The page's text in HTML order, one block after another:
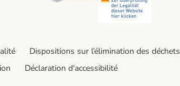
Dispositions sur l’élimination des déchets
Déclaration d'accessibilité